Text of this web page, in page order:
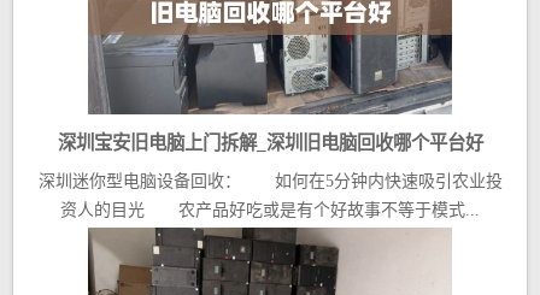
深圳宝安旧电脑上门拆解_深圳旧电脑回收哪个平台好
深圳迷你型电脑设备回收： 如何在5分钟内快速吸引农业投
资人的目光 农产品好吃或是有个好故事不等于模式...